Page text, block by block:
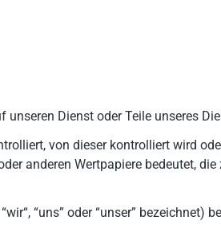
Dienst oder Teile unseres
von dieser kontrolliert wird
anderen Wertpapiere bedeutet,
“uns” oder “unser” bezeichnet)